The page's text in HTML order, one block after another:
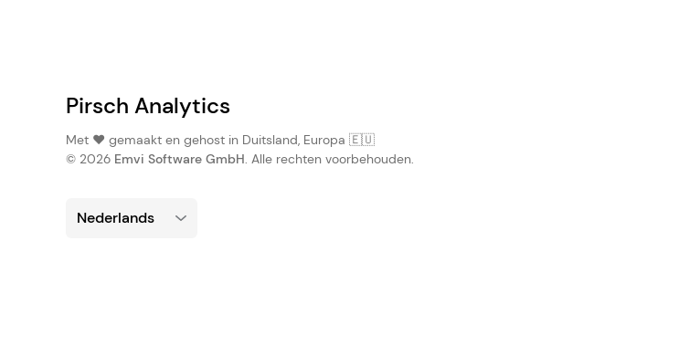
Pirsch Analytics
Met ❤️ gemaakt en gehost in Duitsland, Europa 🇪🇺
© 2026 Emvi Software GmbH. Alle rechten voorbehouden.